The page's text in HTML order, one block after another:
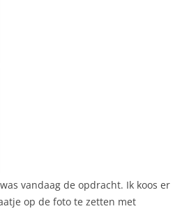
vandaag de opdracht. Ik koos er
op de foto te zetten met